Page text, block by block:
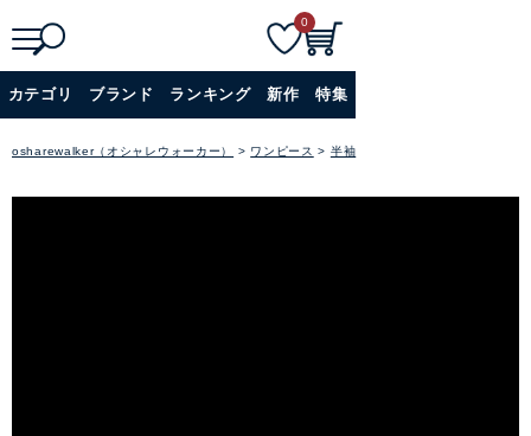
詳細検索
0
カテゴリ ブランド ランキング 新作 特集
osharewalker（オシャレウォーカー） ワンピース 半袖